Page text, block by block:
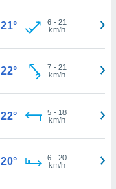
21° 6- 21
km/h
22° 7- 21
km/h
22° 5- 18
km/h
20° 6- 20
km/h